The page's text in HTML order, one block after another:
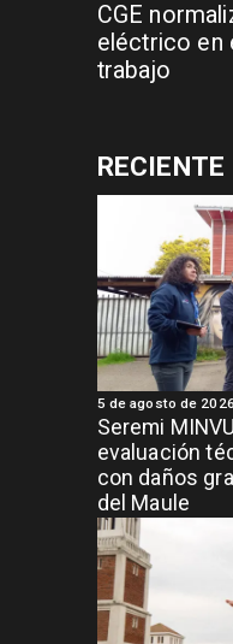
CGE
eléctrico en
trabajo
RECIENTE
Seremi
evaluación
con daños
del Maule
5 de agosto de 2026